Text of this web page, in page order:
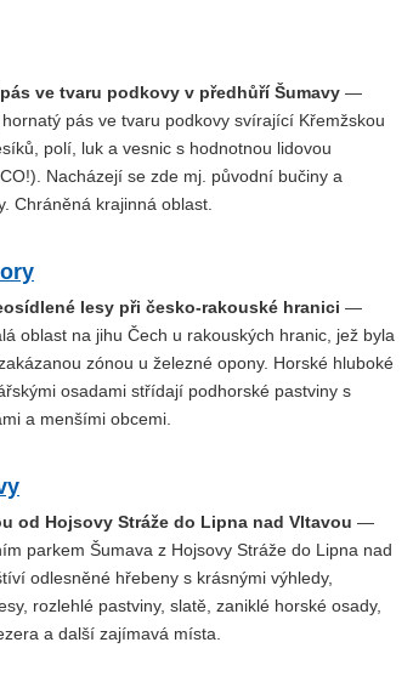
ve tvaru podkovy v předhůří Šumavy —
pás ve tvaru podkovy svírající Křemžskou
polí, luk a vesnic s hodnotnou lidovou
Nacházejí se zde mj. původní bučiny a
Chráněná krajinná oblast.
lesy při česko-rakouské hranici —
oblast na jihu Čech u rakouských hranic, jež byla
zónou u železné opony. Horské hluboké
osadami střídají podhorské pastviny s
a menšími obcemi.
od Hojsovy Stráže do Lipna nad Vltavou —
parkem Šumava z Hojsovy Stráže do Lipna nad
odlesněné hřebeny s krásnými výhledy,
rozlehlé pastviny, slatě, zaniklé horské osady,
a další zajímavá místa.